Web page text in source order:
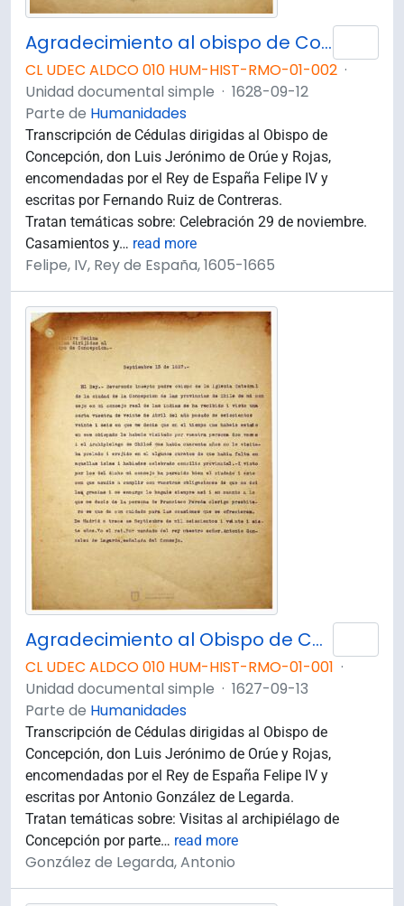
Agradecimiento al obispo de Concepción por las celebraciones realizadas en las Indias
CL UDEC ALDCO 010 HUM-HIST-RMO-01-002 ·
Unidad documental simple · 1628-09-12
Parte de Humanidades
Transcripción de Cédulas dirigidas al Obispo de
Concepción, don Luis Jerónimo de Orúe y Rojas,
encomendadas por el Rey de España Felipe IV y
escritas por Fernando Ruiz de Contreras.
Tratan temáticas sobre: Celebración 29 de noviembre.
Casamientos y… read more
Felipe, IV, Rey de España, 1605-1665
Agradecimiento al Obispo de Concepción por su buen trabajo
CL UDEC ALDCO 010 HUM-HIST-RMO-01-001 ·
Unidad documental simple · 1627-09-13
Parte de Humanidades
Transcripción de Cédulas dirigidas al Obispo de
Concepción, don Luis Jerónimo de Orúe y Rojas,
encomendadas por el Rey de España Felipe IV y
escritas por Antonio González de Legarda.
Tratan temáticas sobre: Visitas al archipiélago de
Concepción por parte… read more
González de Legarda, Antonio